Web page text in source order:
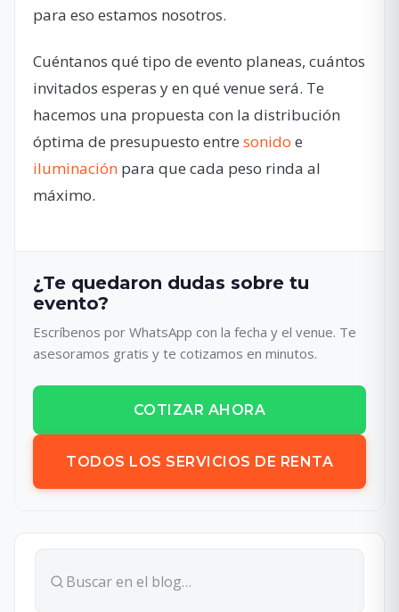
para eso estamos nosotros.
Cuéntanos qué tipo de evento planeas, cuántos
invitados esperas y en qué venue será. Te
hacemos una propuesta con la distribución
óptima de presupuesto entre sonido e
iluminación para que cada peso rinda al
máximo.
¿Te quedaron dudas sobre tu
evento?
Escríbenos por WhatsApp con la fecha y el venue. Te
asesoramos gratis y te cotizamos en minutos.
COTIZAR AHORA
TODOS LOS SERVICIOS DE RENTA